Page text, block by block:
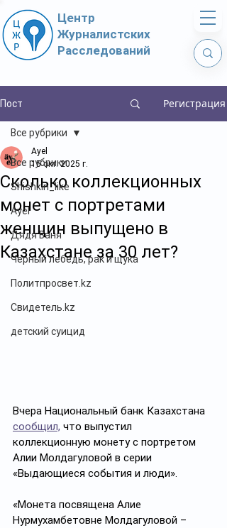
Центр
Журналистских
Расследований
Пост Регистрация
Все рубрики
Shishkin_like
Ayel
Дядя Ваня
Чёрный лебедь, рак и щука
Политпросвет.kz
Свидетель.kz
детский суицид
Все рубрики
Сколько коллекционных
монет с портретами
женщин выпущено в
Казахстане за 30 лет?
Ayel
15 окт. 2025 г.
Вчера Национальный банк Казахстана
сообщил, что выпустил
коллекционную монету с портретом
Алии Молдагуловой в серии
«Выдающиеся события и люди».
«Монета посвящена Алие
Нурмухамбетовне Молдагуловой –